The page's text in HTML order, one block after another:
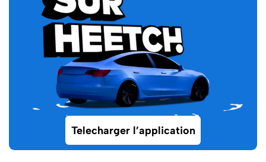
Telecharger l’application